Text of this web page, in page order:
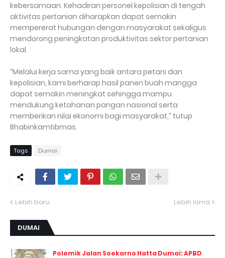
kebersamaan. Kehadiran personel kepolisian di tengah
aktivitas pertanian diharapkan dapat semakin
mempererat hubungan dengan masyarakat sekaligus
mendorong peningkatan produktivitas sektor pertanian
lokal.
“Melalui kerja sama yang baik antara petani dan
kepolisian, kami berharap hasil panen buah mangga
dapat semakin meningkat sehingga mampu
mendukung ketahanan pangan nasional serta
memberikan nilai ekonomi bagi masyarakat,” tutup
Bhabinkamtibmas.
Tags Dumai
Lebih baru Lebih lama
DUMAI
Polemik Jalan Soekarno Hatta Dumai: APBD